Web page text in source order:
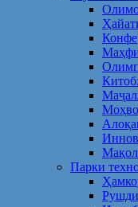
Парки